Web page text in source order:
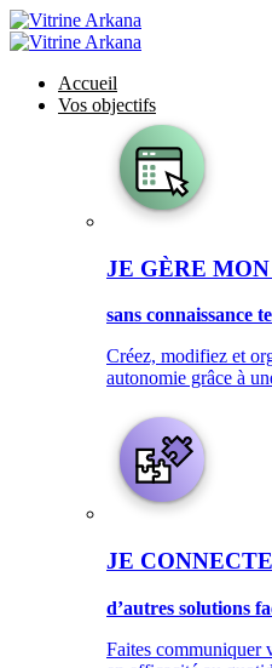
Accueil
Vos objectifs
JE GÈRE
sans connaissance
Créez, modifiez et
autonomie grâce à
JE CONNECTE
d’autres solutions
Faites communiquer